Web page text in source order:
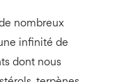
nombreux
infinité de
dont nous